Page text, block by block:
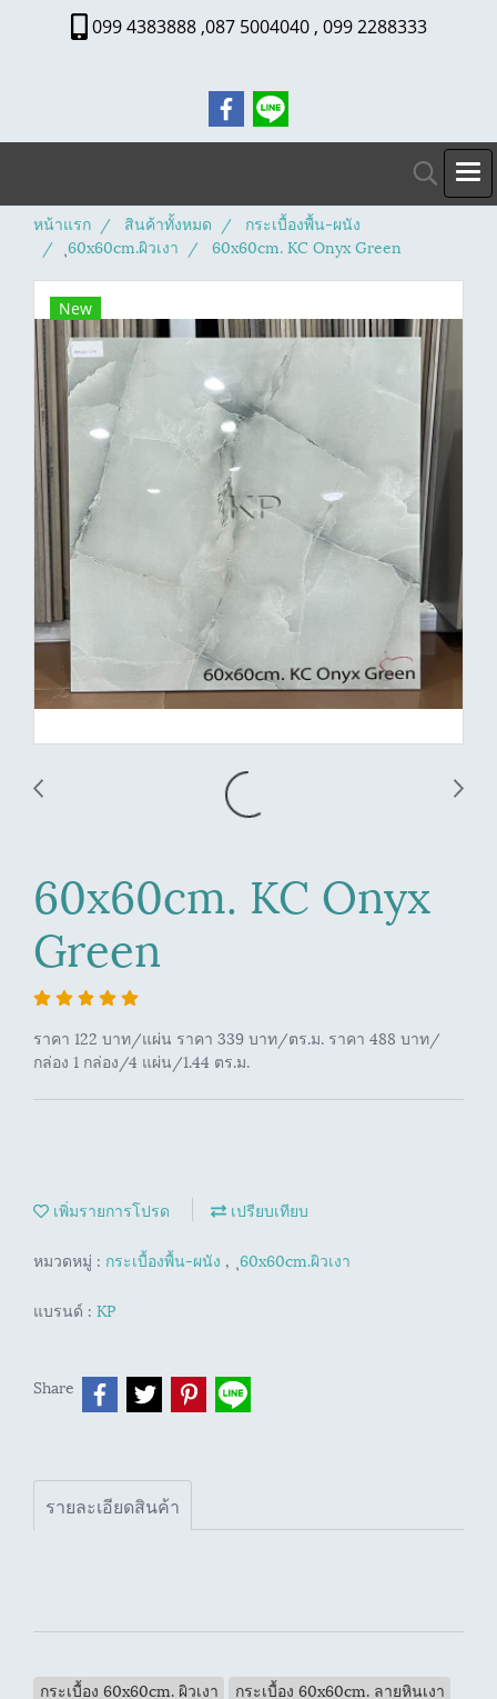
099 4383888 ,087 5004040 , 099 2288333
หน้าแรก สินค้าทั้งหมด
กระเบื้องพื้น-ผนัง
ุ60x60cm.ผิวเงา
60x60cm. KC Onyx Green
New
60x60cm. KC Onyx
Green
ราคา 122 บาท/แผ่น ราคา 339 บาท/ตร.ม. ราคา 488 บาท/
กล่อง 1 กล่อง/4 แผ่น/1.44 ตร.ม.
เพิ่มรายการโปรด เปรียบเทียบ
หมวดหมู่ : กระเบื้องพื้น-ผนัง , ุ60x60cm.ผิวเงา
แบรนด์ : KP
Share
รายละเอียดสินค้า
กระเบื้อง 60x60cm. ผิวเงา กระเบื้อง 60x60cm. ลายหินเงา